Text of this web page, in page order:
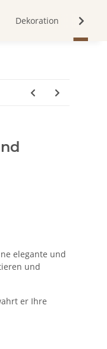
Dekoration
elegante und
und
er Ihre